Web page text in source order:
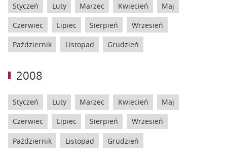
Styczeń Luty Marzec Kwiecień Maj
Czerwiec Lipiec Sierpień Wrzesień
Październik Listopad Grudzień
2008
Styczeń Luty Marzec Kwiecień Maj
Czerwiec Lipiec Sierpień Wrzesień
Październik Listopad Grudzień